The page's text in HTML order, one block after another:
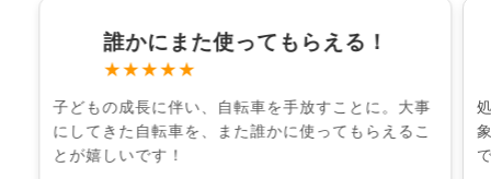
誰かにまた使ってもらえる！
★★★★★
子どもの成長に伴い、自転車を手放すことに。大事
にしてきた自転車を、また誰かに使ってもらえるこ
とが嬉しいです！